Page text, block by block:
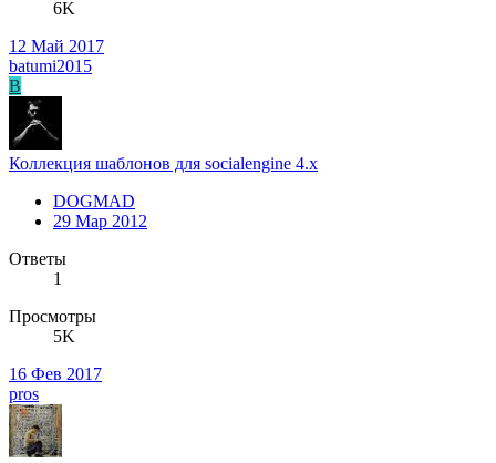
6K
12 Май 2017
batumi2015
B
Коллекция шаблонов для socialengine 4.x
DOGMAD
29 Мар 2012
Ответы
1
Просмотры
5K
16 Фев 2017
pros